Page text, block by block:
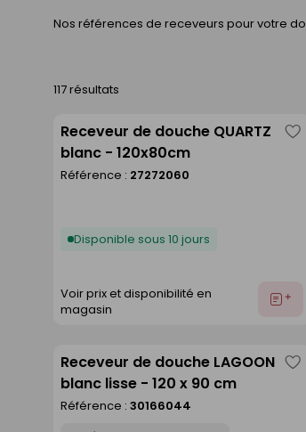
Nos références de receveurs pour votre
117 résultats
Receveur de douche QUARTZ
blanc - 120x80cm
Référence : 27272060
Disponible sous 10 jours
Voir prix et disponibilité en
magasin
Ajouter
Receveur de douche LAGOON
blanc lisse - 120 x 90 cm
Référence : 30166044